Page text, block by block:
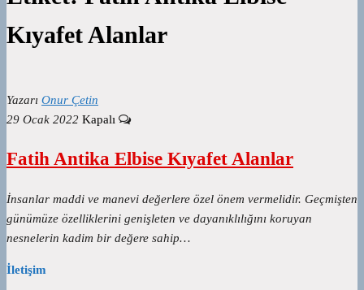
Kıyafet Alanlar
Yazarı Onur Çetin
29 Ocak 2022 Kapalı
Fatih Antika Elbise Kıyafet Alanlar
İnsanlar maddi ve manevi değerlere özel önem vermelidir. Geçmişten
günümüze özelliklerini genişleten ve dayanıklılığını koruyan
nesnelerin kadim bir değere sahip…
İletişim